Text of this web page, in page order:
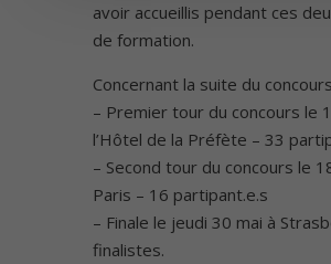
avoir accueillis pendant ces
de formation.
Concernant la suite du
– Premier tour du concours le
l’Hôtel de la Préfète – 33
– Second tour du concours le
Paris – 16 partipant.e.s
– Finale le jeudi 30 mai à
finalistes.